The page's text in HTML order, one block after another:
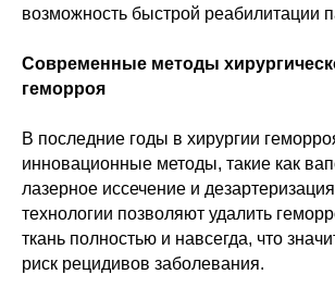
возможность быстрой реабилитации
Современные методы
геморроя
В последние годы в хирургии
инновационные методы, такие как
лазерное иссечение и
технологии позволяют удалить
ткань полностью и навсегда, что
риск рецидивов заболевания.